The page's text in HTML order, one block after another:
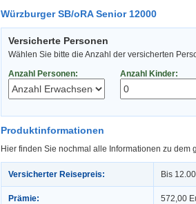
Würzburger SB/oRA Senior 12000
Versicherte Personen
Wählen Sie bitte die Anzahl der versicherten
Anzahl Personen:
Anzahl Kinder:
Produktinformationen
Hier finden Sie nochmal alle Informationen zu dem
Versicherter Reisepreis: Bis
Prämie: 572,00